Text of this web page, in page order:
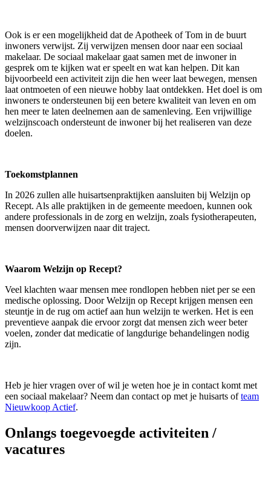
Ook is er een mogelijkheid dat de Apotheek of Tom in de buurt
inwoners verwijst. Zij verwijzen mensen door naar een sociaal
makelaar. De sociaal makelaar gaat samen met de inwoner in
gesprek om te kijken wat er speelt en wat kan helpen. Dit kan
bijvoorbeeld een activiteit zijn die hen weer laat bewegen, mensen
laat ontmoeten of een nieuwe hobby laat ontdekken. Het doel is om
inwoners te ondersteunen bij een betere kwaliteit van leven en om
hen meer te laten deelnemen aan de samenleving. Een vrijwillige
welzijnscoach ondersteunt de inwoner bij het realiseren van deze
doelen.
Toekomstplannen
In 2026 zullen alle huisartsenpraktijken aansluiten bij Welzijn op
Recept. Als alle praktijken in de gemeente meedoen, kunnen ook
andere professionals in de zorg en welzijn, zoals fysiotherapeuten,
mensen doorverwijzen naar dit traject.
Waarom Welzijn op Recept?
Veel klachten waar mensen mee rondlopen hebben niet per se een
medische oplossing. Door Welzijn op Recept krijgen mensen een
steuntje in de rug om actief aan hun welzijn te werken. Het is een
preventieve aanpak die ervoor zorgt dat mensen zich weer beter
voelen, zonder dat medicatie of langdurige behandelingen nodig
zijn.
Heb je hier vragen over of wil je weten hoe je in contact komt met
een sociaal makelaar? Neem dan contact op met je huisarts ofteam
Nieuwkoop Actief.
Onlangs toegevoegde activiteiten /
vacatures